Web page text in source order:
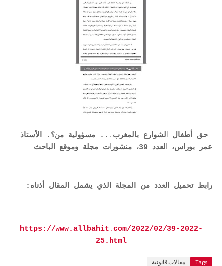
حق أطفال الشوارع بالمغرب... مسؤولية من؟. الأستاذ
عمر بوراس، العدد 39، منشورات مجلة وموقع الباحث
رابط تحميل العدد من المجلة الذي يشمل المقال أذناه:
https://www.allbahit.com/2022/02/39-2022-
25.html
Tags مقالات قانونية